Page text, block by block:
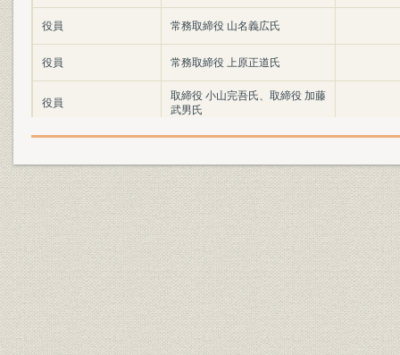
役員 常務取締役 山名義広氏
役員 常務取締役 上原正道氏
役員
取締役 小山完吾氏、取締役 加藤
武男氏
取締役 永原伸雄氏、取締役 鈴木
役員
取締役 高田他家雄氏、取締役 久
保沢久氏
役員
取締役 関俊二氏、監査役 川喜田
久太夫氏
役員
監査役 物集女清明氏、顧問 海老
原介太郎氏
役員
最初の発起人の一人 故小泉信吉
氏、元取締役 小幡篤次郎氏